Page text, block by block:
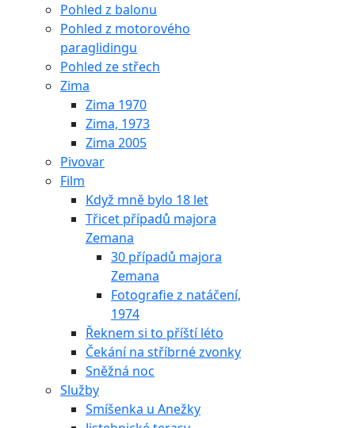
Pohled z balonu
Pohled z motorového
paraglidingu
Pohled ze střech
Zima
Zima 1970
Zima, 1973
Zima 2005
Pivovar
Film
Když mně bylo 18 let
Třicet případů majora
Zemana
30 případů majora
Zemana
Fotografie z natáčení,
1974
Řeknem si to příští léto
Čekání na stříbrné zvonky
Sněžná noc
Služby
Smíšenka u Anežky